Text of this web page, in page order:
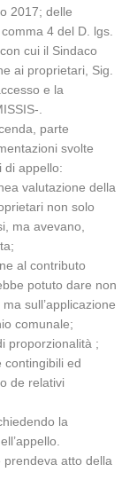
2017; delle
4 del D. lgs.
cui il Sindaco
ai proprietari, Sig.
e la
.
parte
svolte
di appello:
valutazione della
non solo
ma avevano,
al contributo
potuto dare non
sull’applicazione
comunale;
proporzionalità ;
contingibili ed
de relativi
la
atto della